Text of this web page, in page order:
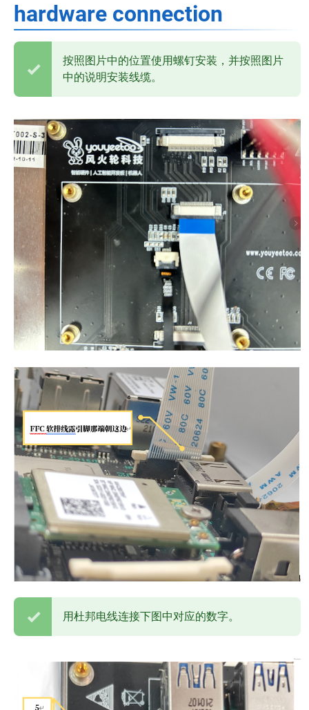
hardware connection
按照图片中的位置使用螺钉安装，并按照图片
中的说明安装线缆。
用杜邦电线连接下图中对应的数字。